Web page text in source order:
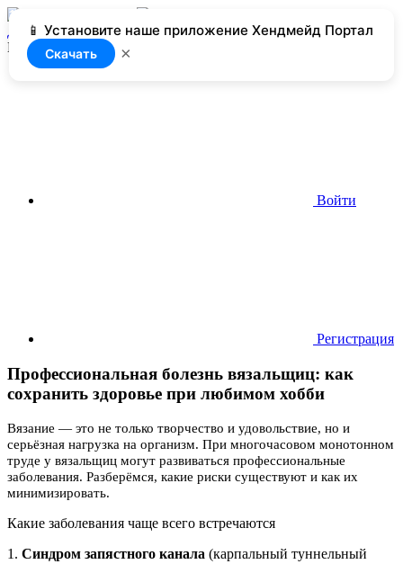
📱 Установите наше приложение Хендмейд Портал
Скачать ×
Добавить
Нет доступа
Войти
Регистрация
Профессиональная болезнь вязальщиц: как
сохранить здоровье при любимом хобби
Вязание — это не только творчество и удовольствие, но и
серьёзная нагрузка на организм. При многочасовом монотонном
труде у вязальщиц могут развиваться профессиональные
заболевания. Разберёмся, какие риски существуют и как их
минимизировать.
Какие заболевания чаще всего встречаются
1. Синдром запястного канала (карпальный туннельный